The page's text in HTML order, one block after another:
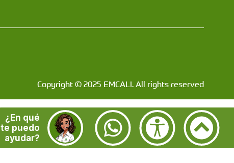
¿En qué
te puedo
ayudar?
Copyright © 2025 EMCALI. All rights reserved